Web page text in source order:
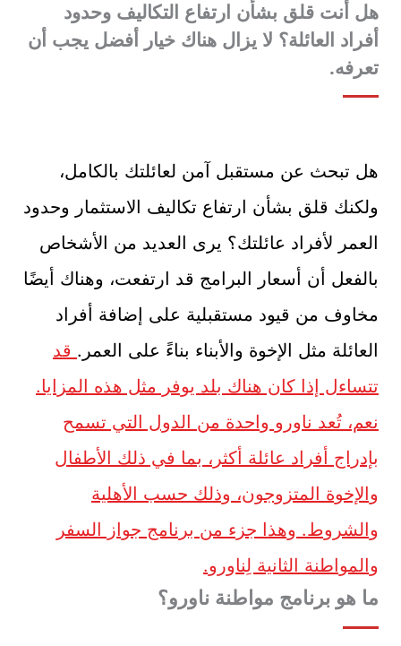
هل أنت قلق بشأن ارتفاع التكاليف وحدود
أفراد العائلة؟ لا يزال هناك خيار أفضل يجب أن
تعرفه.
هل تبحث عن مستقبل آمن لعائلتك بالكامل،
ولكنك قلق بشأن ارتفاع تكاليف الاستثمار وحدود
العمر لأفراد عائلتك؟ يرى العديد من الأشخاص
بالفعل أن أسعار البرامج قد ارتفعت، وهناك أيضًا
مخاوف من قيود مستقبلية على إضافة أفراد
العائلة مثل الإخوة والأبناء بناءً على العمر. قد
تتساءل إذا كان هناك بلد يوفر مثل هذه المزايا.
نعم، تُعد ناورو واحدة من الدول التي تسمح
بإدراج أفراد عائلة أكثر، بما في ذلك الأطفال
والإخوة المتزوجون، وذلك حسب الأهلية
والشروط. وهذا جزء من برنامج جواز السفر
والمواطنة الثانية لِناورو.
ما هو برنامج مواطنة ناورو؟